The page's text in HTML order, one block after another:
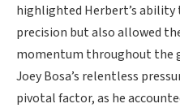
highlighted Herbert’s
precision but also allowed
momentum throughout the
Joey Bosa’s relentless
pivotal factor, as he